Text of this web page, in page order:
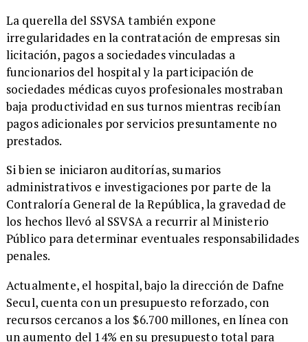
La querella del SSVSA también expone
irregularidades en la contratación de empresas sin
licitación, pagos a sociedades vinculadas a
funcionarios del hospital y la participación de
sociedades médicas cuyos profesionales mostraban
baja productividad en sus turnos mientras recibían
pagos adicionales por servicios presuntamente no
prestados.
Si bien se iniciaron auditorías, sumarios
administrativos e investigaciones por parte de la
Contraloría General de la República, la gravedad de
los hechos llevó al SSVSA a recurrir al Ministerio
Público para determinar eventuales responsabilidades
penales.
Actualmente, el hospital, bajo la dirección de Dafne
Secul, cuenta con un presupuesto reforzado, con
recursos cercanos a los $6.700 millones, en línea con
un aumento del 14% en su presupuesto total para